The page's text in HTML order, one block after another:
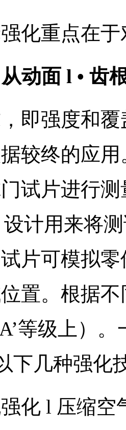
化重点在
动面 l • 齿
即强度和
较终的应
试片进行
设计用来将
片可模拟
置。根据
等级上）
下几种强化
化 l 压缩空